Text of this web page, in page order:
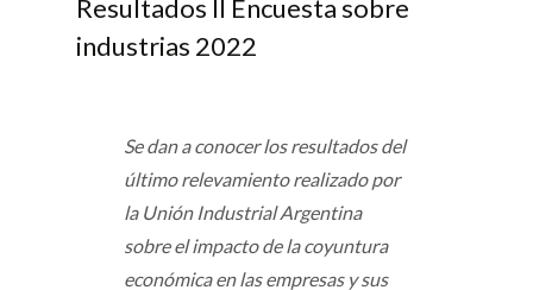
Resultados II Encuesta sobre
industrias 2022
Se dan a conocer los resultados del
último relevamiento realizado por
la Unión Industrial Argentina
sobre el impacto de la coyuntura
económica en las empresas y sus